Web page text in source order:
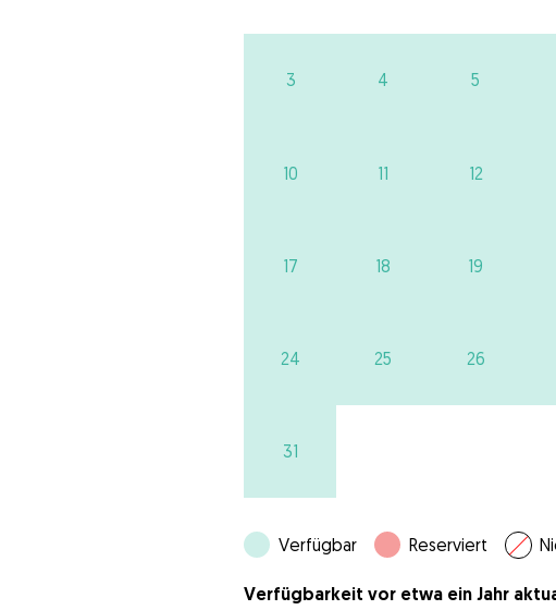
3 4 5
10 11 12
17 18 19
24 25 26
31
Verfügbar Reserviert
Verfügbarkeit vor etwa ein Jahr